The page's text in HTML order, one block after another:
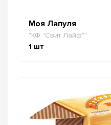
Моя Лапуля
"КФ "Свит Лайф""
1 шт